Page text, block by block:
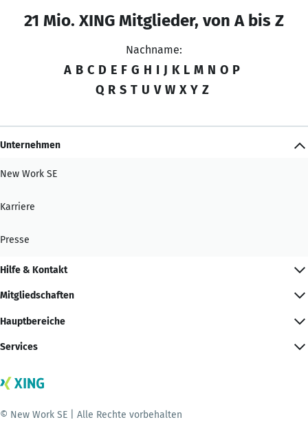
21 Mio. XING Mitglieder, von A bis Z
Nachname:
A B C D E F G H I J K L M N O P
Q R S T U V W X Y Z
Unternehmen
New Work SE
Karriere
Presse
Hilfe & Kontakt
Mitgliedschaften
Hauptbereiche
Services
© New Work SE | Alle Rechte vorbehalten